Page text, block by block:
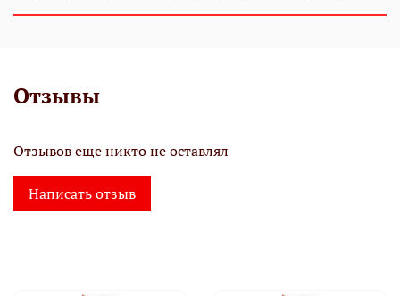
Отзывы
Отзывов еще никто не оставлял
Написать отзыв